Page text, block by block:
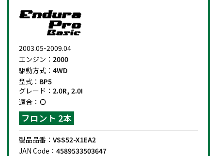
2003.05-2009.04
エンジン： 2000
駆動方式： 4WD
型式： BP5
グレード： 2.0R, 2.0I
適合：
フロント 2本
製品品番： VSS52-X1EA2
JAN Code： 4589533503647